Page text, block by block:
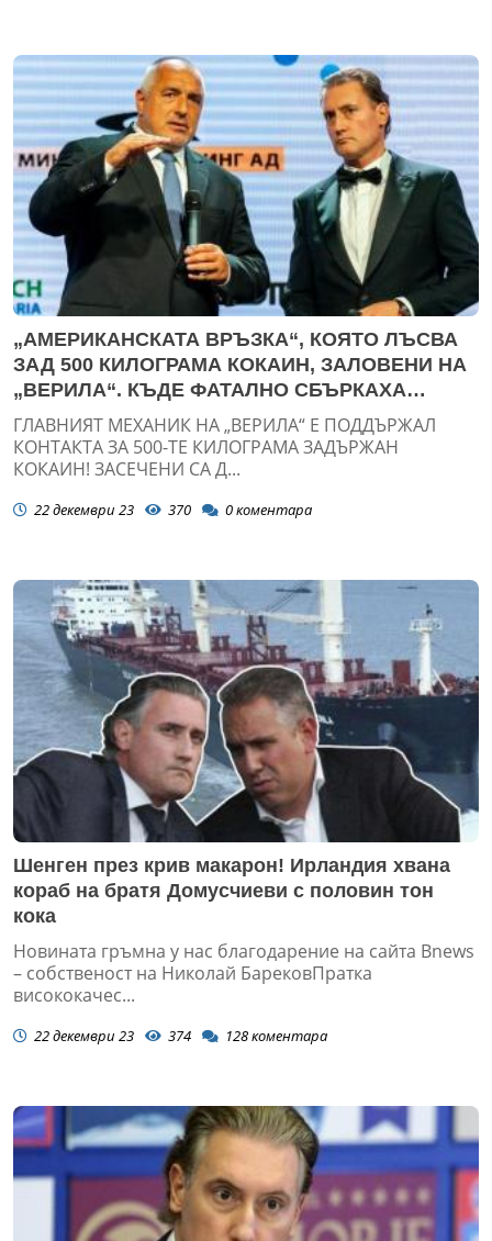
„АМЕРИКАНСКАТА ВРЪЗКА“, КОЯТО ЛЪСВА
ЗАД 500 КИЛОГРАМА КОКАИН, ЗАЛОВЕНИ НА
„ВЕРИЛА“. КЪДЕ ФАТАЛНО СБЪРКАХА
ДОМУСЧИЕВИ, ЗА БЪДАТ ПОДЛОЖЕНИ
ГЛАВНИЯТ МЕХАНИК НА „ВЕРИЛА“ Е ПОДДЪРЖАЛ
КОНТАКТА ЗА 500-ТЕ КИЛОГРАМА ЗАДЪРЖАН
КОКАИН! ЗАСЕЧЕНИ СА Д...
22 декември 23 370 0коментара
Шенген през крив макарон! Ирландия хвана
кораб на братя Домусчиеви с половин тон
кока
Новината гръмна у нас благодарение на сайта Bnews
– собственост на Николай БарековПратка
висококачес...
22 декември 23 374 128коментара